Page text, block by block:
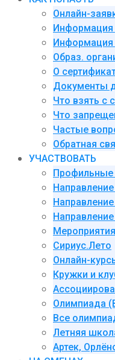
Онлайн-
Информация
Информация
Образ.
О
Документы
Что взять с
Что
Частые
Обратная
УЧАСТВОВАТЬ
Мероприятия
Сириус.Лето
Онлайн-
Кружки и
Олимпиада
Все
Летняя
Артек,